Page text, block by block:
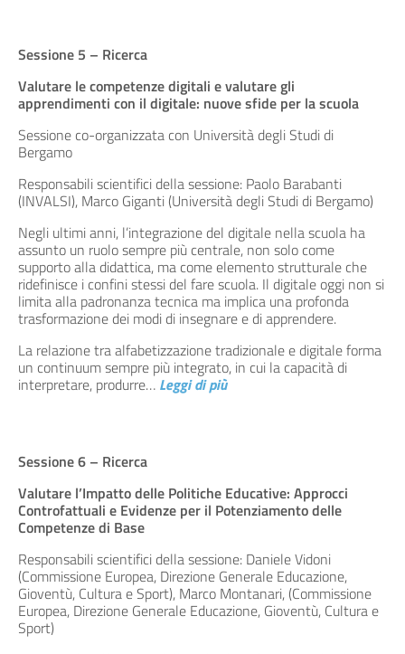
Sessione 5 – Ricerca
Valutare le competenze digitali e valutare gli
apprendimenti con il digitale: nuove sfide per la scuola
Sessione co-organizzata con Università degli Studi di
Bergamo
Responsabili scientifici della sessione: Paolo Barabanti
(INVALSI), Marco Giganti (Università degli Studi di Bergamo)
Negli ultimi anni, l’integrazione del digitale nella scuola ha
assunto un ruolo sempre più centrale, non solo come
supporto alla didattica, ma come elemento strutturale che
ridefinisce i confini stessi del fare scuola. Il digitale oggi non si
limita alla padronanza tecnica ma implica una profonda
trasformazione dei modi di insegnare e di apprendere.
La relazione tra alfabetizzazione tradizionale e digitale forma
un continuum sempre più integrato, in cui la capacità di
interpretare, produrre… Leggi di più
Sessione 6 – Ricerca
Valutare l’Impatto delle Politiche Educative: Approcci
Controfattuali e Evidenze per il Potenziamento delle
Competenze di Base
Responsabili scientifici della sessione: Daniele Vidoni
(Commissione Europea, Direzione Generale Educazione,
Gioventù, Cultura e Sport), Marco Montanari, (Commissione
Europea, Direzione Generale Educazione, Gioventù, Cultura e
Sport)